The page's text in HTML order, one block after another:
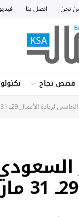
نحن اتصل بنا
قصص نجاح
الأعمال 29ـ 31 مارس المقبل